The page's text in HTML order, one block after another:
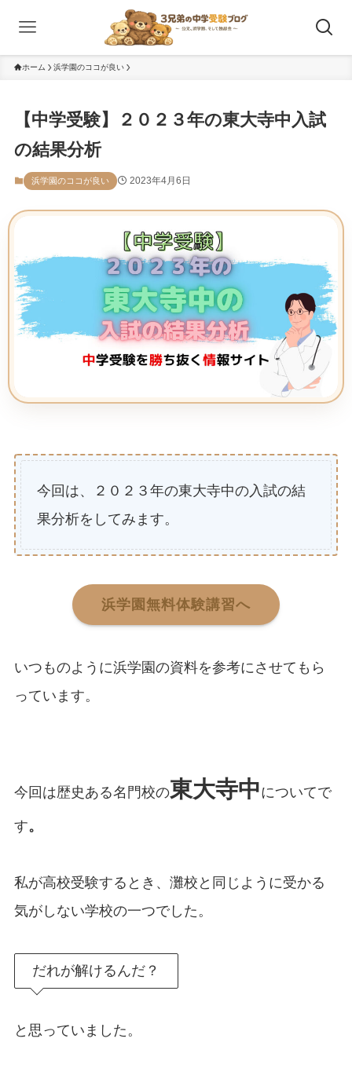
ホーム 浜学園のココが良い
【中学受験】２０２３年の東大寺中入試
の結果分析
浜学園のココが良い 2023年4月6日
今回は、２０２３年の東大寺中の入試の結
果分析をしてみます。
浜学園無料体験講習へ
いつものように浜学園の資料を参考にさせてもら
っています。
今回は歴史ある名門校の東大寺中についてで
す。
私が高校受験するとき、灘校と同じように受かる
気がしない学校の一つでした。
だれが解けるんだ？
と思っていました。